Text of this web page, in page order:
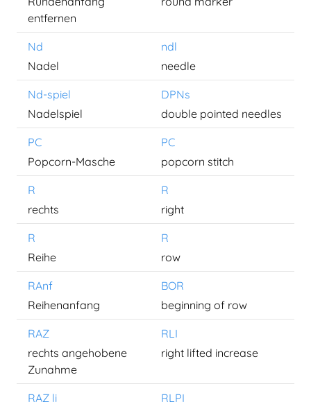
entfernen
Nd
ndl
Nadel
needle
Nd-spiel
DPNs
Nadelspiel
double pointed needles
PC
PC
Popcorn-Masche
popcorn stitch
R
R
rechts
right
R
R
Reihe
row
RAnf
BOR
Reihenanfang
beginning of row
RAZ
RLI
rechts angehobene
Zunahme
right lifted increase
RAZ li
RLPI